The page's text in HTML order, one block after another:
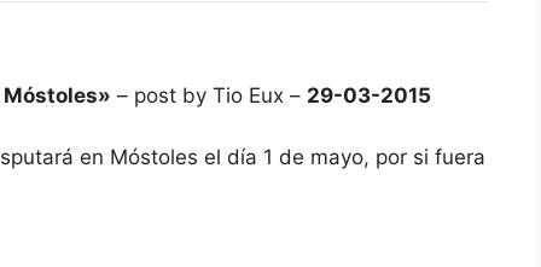
Móstoles» – post by Tio Eux – 29-03-2015
en Móstoles el día 1 de mayo, por si fuera